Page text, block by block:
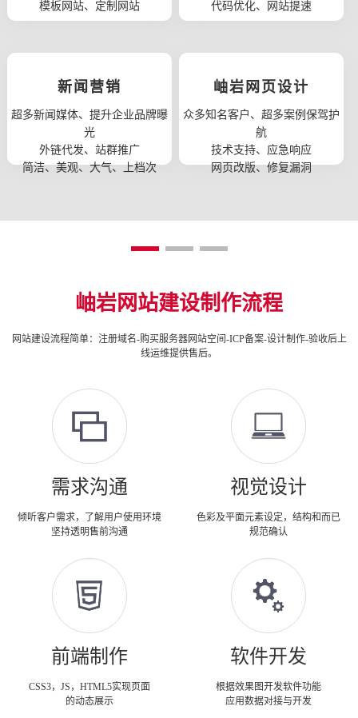
模板网站、定制网站 代码优化、网站提速
新闻营销
超多新闻媒体、提升企业品牌曝
光
外链代发、站群推广
简洁、美观、大气、上档次
岫岩网页设计
众多知名客户、超多案例保驾护
航
技术支持、应急响应
网页改版、修复漏洞
岫岩网站建设制作流程
网站建设流程简单：注册域名-购买服务器网站空间-ICP备案-设计制作-验收后上
线运维提供售后。
需求沟通
倾听客户需求，了解用户使用环境
坚持透明售前沟通
视觉设计
色彩及平面元素设定，结构和而已
规范确认
前端制作
CSS3，JS，HTML5实现页面
的动态展示
软件开发
根据效果图开发软件功能
应用数据对接与开发